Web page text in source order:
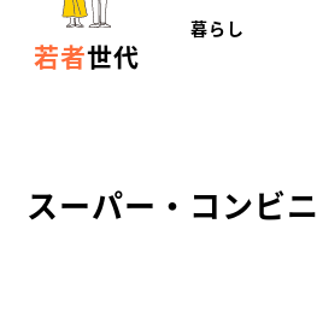
若者世代
暮らし
スーパー・コンビニ